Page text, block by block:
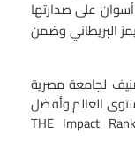
على صدارتها
البريطاني وضمن
لجامعة مصرية
على المركز 67 على مستوى العالم وأفضل
THE Impact